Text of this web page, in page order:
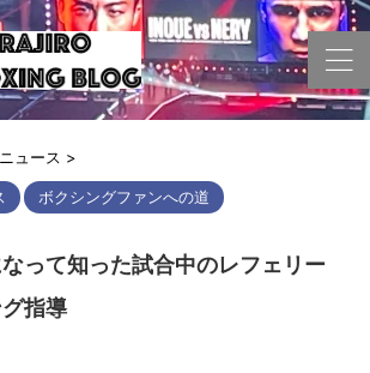
ュース >
ボクシングファンへの道
って知った試合中のレフェリー
指導